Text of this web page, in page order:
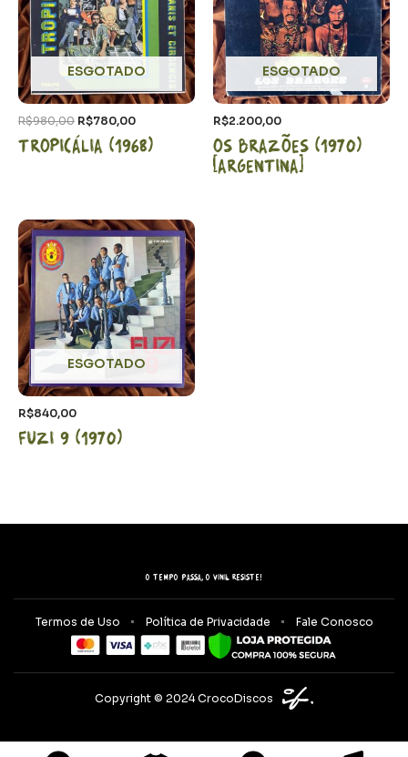
ESGOTADO
R$980,00 R$780,00
Tropicália (1968)
ESGOTADO
R$2.200,00
Os Brazões (1970)
[Argentina]
ESGOTADO
R$840,00
Fuzi 9 (1970)
O tempo passa, o vinil resiste!
Termos de Uso Política de Privacidade Fale Conosco
Copyright © 2024 CrocoDiscos